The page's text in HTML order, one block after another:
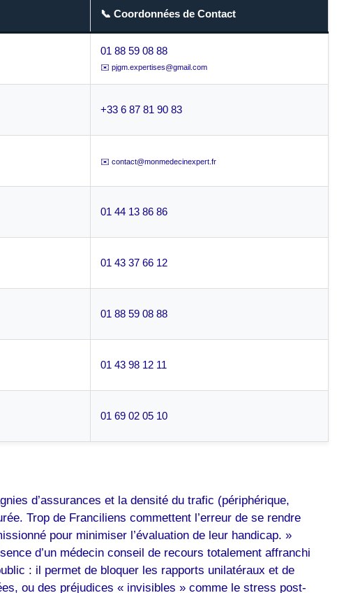
📞 Coordonnées de Contact
01 88 59 08 88
✉️ pjgm.expertises@gmail.com
+33 6 87 81 90 83
✉️ contact@monmedecinexpert.fr
01 44 13 86 86
01 43 37 66 12
01 88 59 08 88
01 43 98 12 11
01 69 02 05 10
d’assurances et la densité du trafic (périphérique,
Trop de Franciliens commettent l’erreur de se rendre
pour minimiser l’évaluation de leur handicap. »
d’un médecin conseil de recours totalement affranchi
: il permet de bloquer les rapports unilatéraux et de
ou des préjudices « invisibles » comme le stress post-